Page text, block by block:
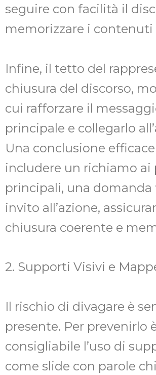
seguire con facilità il
memorizzare i contenuti
Infine, il tetto del
chiusura del discorso,
cui rafforzare il
principale e collegarlo
Una conclusione
includere un richiamo ai
principali, una domanda
invito all’azione,
chiusura coerente e
2. Supporti Visivi e
Il rischio di divagare è
presente. Per prevenirlo
consigliabile l’uso di
come slide con parole